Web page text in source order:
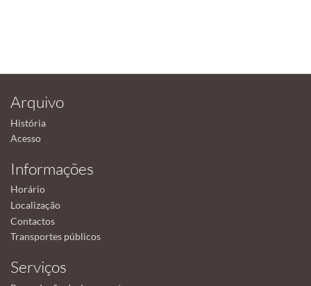
Arquivo
História
Acesso
Informações
Horário
Localização
Contactos
Transportes públicos
Serviços